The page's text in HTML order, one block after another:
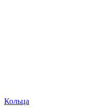
Кольца